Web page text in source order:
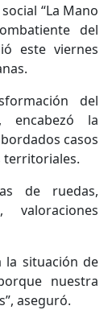
“La Mano
del
este viernes
del
encabezó la
casos
territoriales.
de ruedas,
valoraciones
la situación de
nuestra
aseguró.